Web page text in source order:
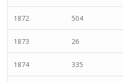
1872 504
1873 26
1874 335